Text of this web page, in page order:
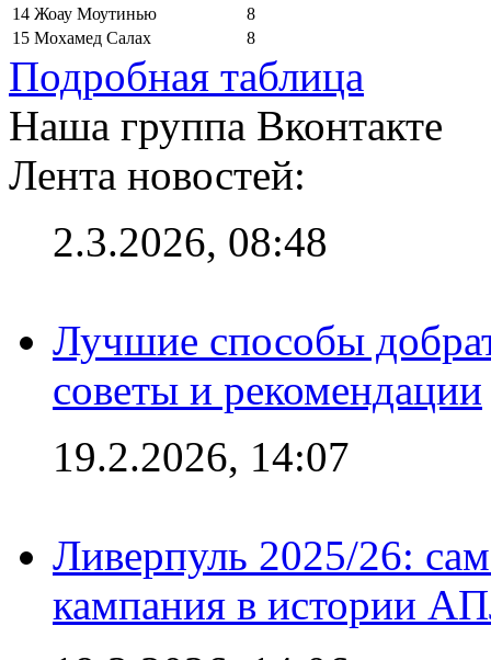
14 Жоау Моутинью
8
15 Мохамед Салах 8
Подробная таблица
Наша группа Вконтакте
Лента новостей:
2.3.2026, 08:48
Лучшие способы
советы и рекомендации
19.2.2026, 14:07
Ливерпуль 2025/26:
кампания в истории